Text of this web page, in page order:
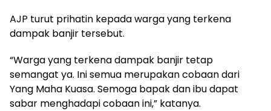
AJP turut prihatin kepada warga yang terkena
dampak banjir tersebut.
“Warga yang terkena dampak banjir tetap
semangat ya. Ini semua merupakan cobaan dari
Yang Maha Kuasa. Semoga bapak dan ibu dapat
sabar menghadapi cobaan ini,” katanya.